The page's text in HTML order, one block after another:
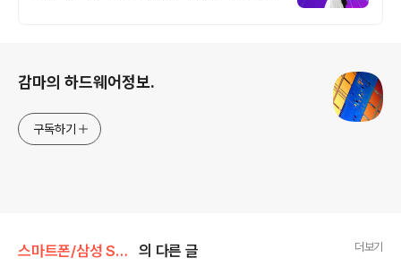
감마의 하드웨어정보.
구독하기
스마트폰/삼성 SAMSUNG 의 다른 글 더보기